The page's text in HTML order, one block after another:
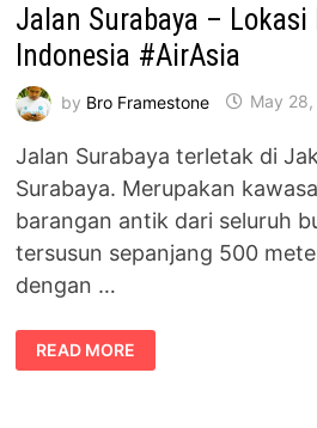
Jalan Surabaya –
Indonesia #AirAsia
by Bro Framestone May 28,
Jalan Surabaya terletak di
Surabaya. Merupakan
barangan antik dari seluruh
tersusun sepanjang 500
dengan …
JALAN
SURABAYA
–
READ MORE